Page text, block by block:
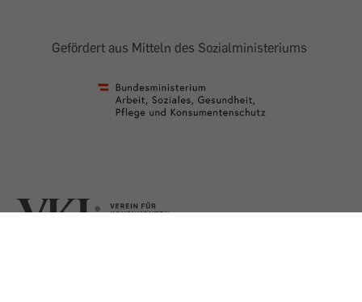
Gefördert aus Mitteln des Sozialministeriums